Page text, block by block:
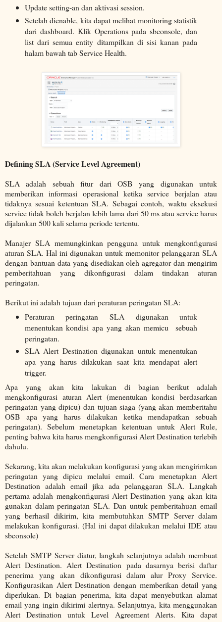
Update setting-an dan aktivasi session.
Setelah dienable, kita dapat melihat monitoring statistik
dari dashboard. Klik Operations pada sbconsole, dan
list dari semua entity ditampilkan di sisi kanan pada
halam bawah tab Service Health.
Defining SLA (Service Level Agreement)
SLA adalah sebuah fitur dari OSB yang digunakan untuk
memberikan informasi operasional ketika service berjalan atau
tidaknya sesuai ketentuan SLA. Sebagai contoh, waktu eksekusi
service tidak boleh berjalan lebih lama dari 50 ms atau service harus
dijalankan 500 kali selama periode tertentu.
Manajer SLA memungkinkan pengguna untuk mengkonfigurasi
aturan SLA. Hal ini digunakan untuk memonitor pelanggaran SLA
dengan bantuan data yang disediakan oleh agregator dan mengirim
pemberitahuan yang dikonfigurasi dalam tindakan aturan
peringatan.
Berikut ini adalah tujuan dari peraturan peringatan SLA:
Peraturan peringatan SLA digunakan untuk
menentukan kondisi apa yang akan memicu sebuah
peringatan.
SLA Alert Destination digunakan untuk menentukan
apa yang harus dilakukan saat kita mendapat alert
trigger.
Apa yang akan kita lakukan di bagian berikut adalah
mengkonfigurasi aturan Alert (menentukan kondisi berdasarkan
peringatan yang dipicu) dan tujuan siaga (yang akan memberitahu
OSB apa yang harus dilakukan ketika mendapatkan sebuah
peringatan). Sebelum menetapkan ketentuan untuk Alert Rule,
penting bahwa kita harus mengkonfigurasi Alert Destination terlebih
dahulu.
Sekarang, kita akan melakukan konfigurasi yang akan mengirimkan
peringatan yang dipicu melalui email. Cara menetapkan Alert
Destination adalah email jika ada pelanggaran SLA. Langkah
pertama adalah mengkonfigurasi Alert Destination yang akan kita
gunakan dalam peringatan SLA. Dan untuk pemberitahuan email
yang berhasil dikirim, kita membutuhkan SMTP Server dalam
melakukan konfigurasi. (Hal ini dapat dilakukan melalui IDE atau
sbconsole)
Setelah SMTP Server diatur, langkah selanjutnya adalah membuat
Alert Destination. Alert Destination pada dasarnya berisi daftar
penerima yang akan dikonfigurasi dalam alur Proxy Service.
Konfigurasikan Alert Destination dengan memberikan detail yang
diperlukan. Di bagian penerima, kita dapat menyebutkan alamat
email yang ingin dikirimi alertnya. Selanjutnya, kita menggunakan
Alert Destination untuk Level Agreement Alerts. Kita dapat